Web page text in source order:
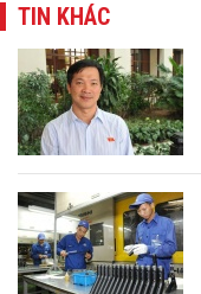
TIN KHÁC